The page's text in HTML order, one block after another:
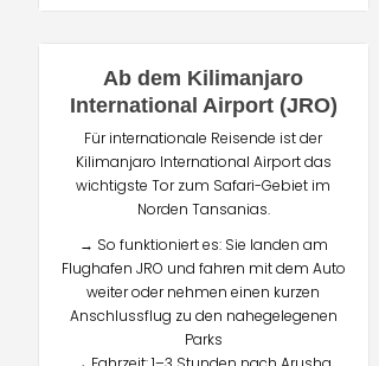
Ab dem Kilimanjaro
International Airport (JRO)
Für internationale Reisende ist der
Kilimanjaro International Airport das
wichtigste Tor zum Safari-Gebiet im
Norden Tansanias.
→ So funktioniert es: Sie landen am
Flughafen JRO und fahren mit dem Auto
weiter oder nehmen einen kurzen
Anschlussflug zu den nahegelegenen
Parks